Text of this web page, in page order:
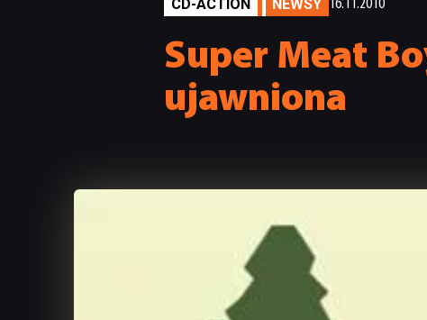
CD-ACTION NEWSY 16.11.2010
Super Meat
ujawniona